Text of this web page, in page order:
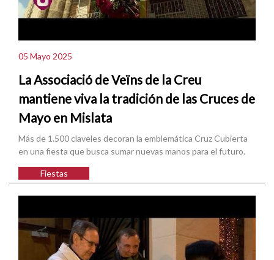
05 Mayo 2025
La Associació de Veïns de la Creu
mantiene viva la tradición de las Cruces de
Mayo en Mislata
Más de 1.500 claveles decoran la emblemática Cruz Cubierta
en una fiesta que busca sumar nuevas manos para el futuro.
Fiestas